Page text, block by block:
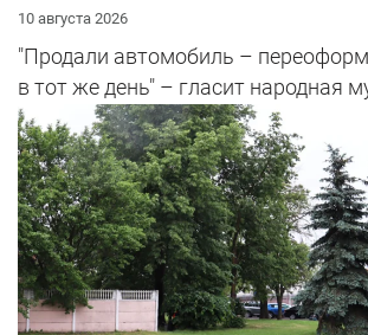
10 августа 2026
"Продали автомобиль –
в тот же день" – гласит народная
этого не сделать, то потом ...